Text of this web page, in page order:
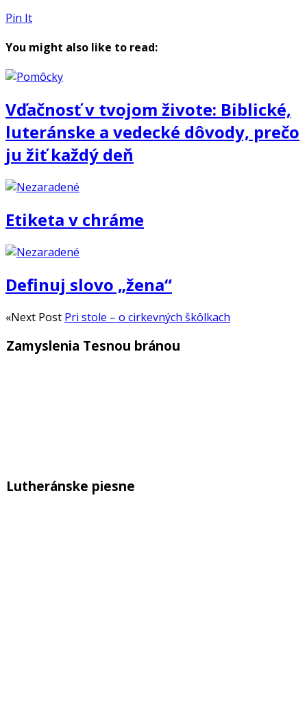
Pin It
You might also like to read:
Vďačnosť v tvojom živote: Biblické,
luteránske a vedecké dôvody, prečo
ju žiť každý deň
Etiketa v chráme
Definuj slovo „žena“
«Next Post Pri stole – o cirkevných škôlkach
Zamyslenia Tesnou bránou
Lutheránske piesne